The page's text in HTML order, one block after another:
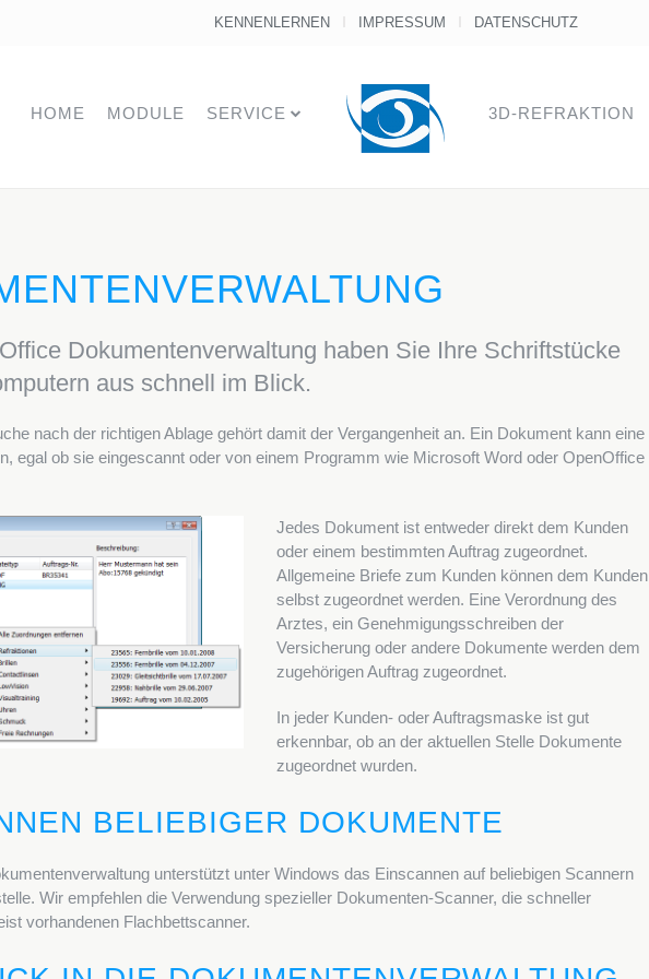
KENNENLERNEN IMPRESSUM DATENSCHUTZ
HOME MODULE SERVICE 3D-REFRAKTION
Dokumentenverwaltung haben Sie Ihre Schriftstücke
aus schnell im Blick.
nach der richtigen Ablage gehört damit der Vergangenheit an. Ein Dokument kann eine
egal ob sie eingescannt oder von einem Programm wie Microsoft Word oder OpenOffice
Jedes Dokument ist entweder direkt dem Kunden
oder einem bestimmten Auftrag zugeordnet.
Allgemeine Briefe zum Kunden können dem Kunden
selbst zugeordnet werden. Eine Verordnung des
Arztes, ein Genehmigungsschreiben der
Versicherung oder andere Dokumente werden dem
zugehörigen Auftrag zugeordnet.
In jeder Kunden- oder Auftragsmaske ist gut
erkennbar, ob an der aktuellen Stelle Dokumente
zugeordnet wurden.
BELIEBIGER DOKUMENTE
unterstützt unter Windows das Einscannen auf beliebigen Scannern
Wir empfehlen die Verwendung spezieller Dokumenten-Scanner, die schneller
vorhandenen Flachbettscanner.